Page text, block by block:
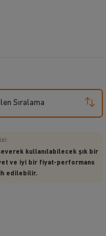
Sıralama
kullanılabilecek şık bir
ve iyi bir fiyat-performans
edilebilir.